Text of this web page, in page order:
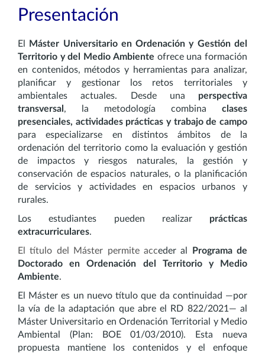
Presentación
El
Máster Universitario en Ordenación y Gestión del
Territorio y del Medio Ambiente ofrece una formación
en contenidos, métodos y herramientas para analizar,
planificar y gestionar los retos territoriales y
ambientales actuales. Desde una perspectiva
transversal , la metodología combina clases
presenciales, actividades prácticas y trabajo de campo
para especializarse en distintos ámbitos de la
ordenación del territorio como la evaluación y gestión
de impactos y riesgos naturales, la gestión y
conservación de espacios naturales, o la planificación
de servicios y actividades en espacios urbanos y
rurales.
Los estudiantes pueden realizar prácticas
extracurriculares.
El título del Máster permite acceder al
Programa de
Doctorado enOrdenación del Territorio y
Medio
Ambiente.
El Máster es un nuevo título que da continuidad —por
la vía de la adaptación que abre el RD 822/2021— al
Máster Universitario en Ordenación Territorial y Medio
Ambiental (Plan: BOE 01/03/2010). Esta nueva
propuesta mantiene los contenidos y el enfoque